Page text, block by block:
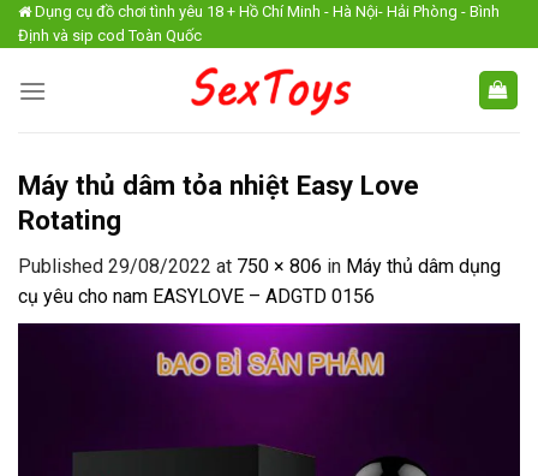
Skip
to
Dụng cụ đồ chơi tình yêu 18 + Hồ Chí Minh - Hà Nội- Hải Phòng - Bình
Định và sip cod Toàn Quốc
Máy thủ dâm tỏa nhiệt Easy Love
Rotating
Published 29/08/2022 at 750 × 806 in Máy thủ dâm dụng
cụ yêu cho nam EASYLOVE – ADGTD 0156